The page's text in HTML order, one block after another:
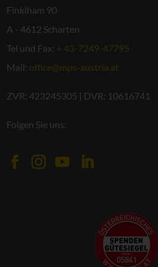
Finklham 90
A - 4612 Scharten
Tel und Fax: + 43-7249-47795
Mail: office@mps-austria.at
ZVR: 423245305 | DVR: 10616741
Folgen Sie uns: